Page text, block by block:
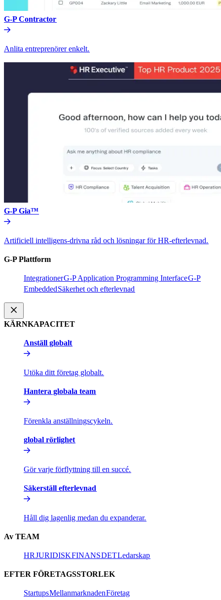
G-P Contractor​​
Anlita entreprenörer enkelt.​​
G-P Gia™​​
Artificiell intelligens-drivna råd och lösningar för HR-efterlevnad.​​
G-P Plattform​​
Integrationer​​G-P Application Programming Interface​​G-P
Embedded​​Säkerhet och efterlevnad​​
KÄRNKAPACITET​​
Anställ globalt​​
Utöka ditt företag globalt.​​
Hantera globala team​​
Förenkla anställningscykeln.​​
global rörlighet​​
Gör varje förflyttning till en succé.​​
Säkerställ efterlevnad​​
Håll dig lagenlig medan du expanderar.​​
Av TEAM​​
HR​​JURIDISK​​FINANS​​DET​​Ledarskap​​
EFTER FÖRETAGSSTORLEK​​
Startups​​Mellanmarknaden​​Företag​​